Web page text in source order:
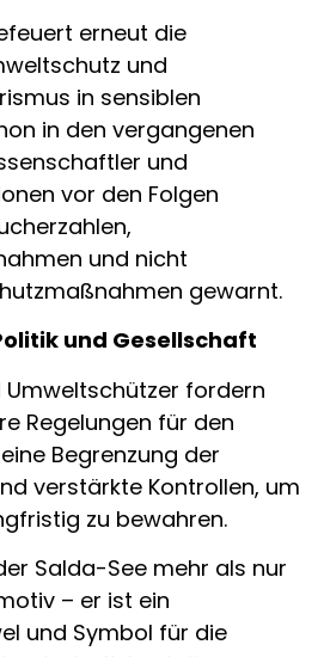
erneut die
und
in sensiblen
in den vergangenen
und
vor den Folgen
und nicht
gewarnt.
und Gesellschaft
fordern
Regelungen für den
Begrenzung der
verstärkte Kontrollen, um
zu bewahren.
Salda-See mehr als nur
– er ist ein
und Symbol für die